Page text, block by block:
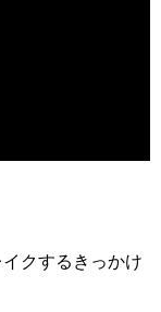
クするきっかけ